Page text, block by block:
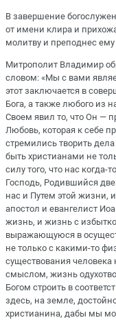
В завершение
от имени клира и
молитву и преподнес ему
Митрополит Владимир
словом: «Мы с вами
этот заключается в
Бога, а также любого из
Своем явил то, что Он —
Любовь, которая к себе
стремились творить
быть христианами не
силу того, что нас когда-
Господь, Родившийся
нас и Путем этой жизни,
апостол и евангелист
жизнь, и жизнь с
выражающуюся в
не только с какими-то
существования
смыслом, жизнь
Богом строить в
здесь, на земле,
христианина, дабы мы